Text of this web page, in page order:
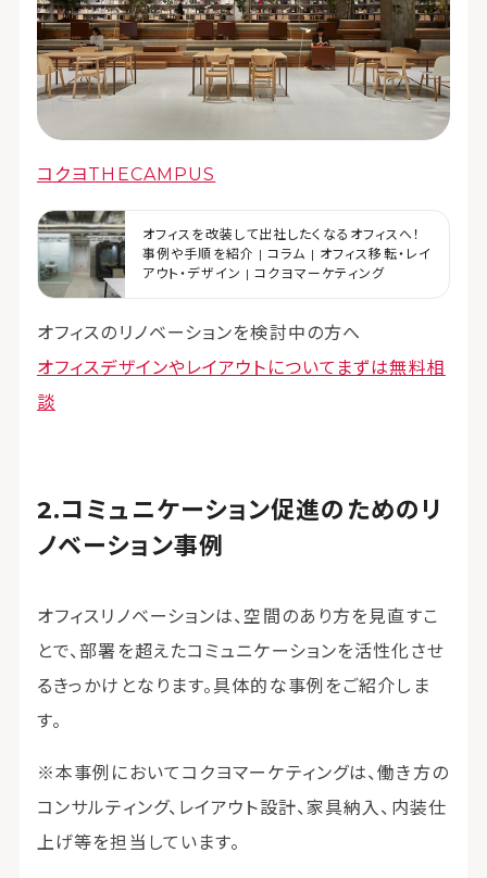
コクヨTHECAMPUS
オフィスを改装して出社したくなるオフィスへ！
事例や手順を紹介 | コラム | オフィス移転・レイ
アウト・デザイン | コクヨマーケティング
オフィスのリノベーションを検討中の方へ
オフィスデザインやレイアウトについてまずは無料相
談
コミュニケーション促進のためのリ
ノベーション事例
オフィスリノベーションは、空間のあり方を見直すこ
とで、部署を超えたコミュニケーションを活性化させ
るきっかけとなります。具体的な事例をご紹介しま
す。
※本事例においてコクヨマーケティングは、働き方の
コンサルティング、レイアウト設計、家具納入、内装仕
上げ等を担当しています。